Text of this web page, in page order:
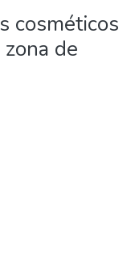
cosméticos
de